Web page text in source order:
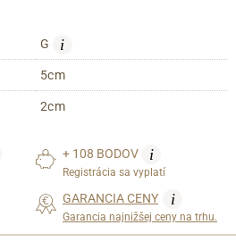
G i
5cm
2cm
+ 108 BODOV i
Registrácia sa vyplatí
GARANCIA CENY i
Garancia najnižšej ceny na trhu.